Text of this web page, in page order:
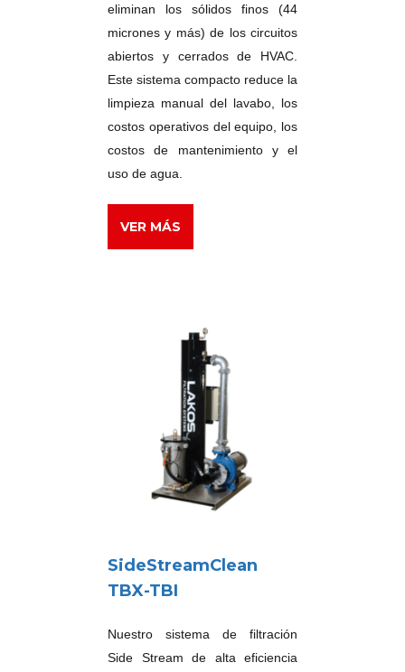
eliminan los sólidos finos (44
micrones y más) de los circuitos
abiertos y cerrados de HVAC.
Este sistema compacto reduce la
limpieza manual del lavabo, los
costos operativos del equipo, los
costos de mantenimiento y el
uso de agua.
VER MÁS
SideStreamClean
TBX-TBI
Nuestro sistema de filtración
Side Stream de alta eficiencia